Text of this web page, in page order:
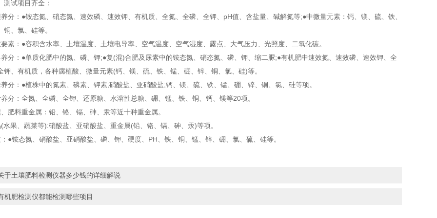
项目齐全：
●铵态氮、硝态氮、速效磷、速效钾、有机质、全氮、全磷、全钾、pH值、含盐量、碱解氮等;●中微量元素：钙、镁、硫、铁、
铜、氯、硅等。
●容积含水率、土壤温度、土壤电导率、空气温度、空气湿度、露点、大气压力、光照度、二氧化碳。
：●单质化肥中的氮、磷、钾;●复(混)合肥及尿素中的铵态氮、硝态氮、磷、钾、缩二脲;●有机肥中速效氮、速效磷、速效钾、全
钾、有机质，各种腐植酸、微量元素(钙、镁、硫、铁、锰、硼、锌、铜、氯、硅)等。
●植株中的氮素、磷素、钾素;硝酸盐、亚硝酸盐;钙、镁、硫、铁、锰、硼、锌、铜、氯、硅等项。
：全氮、全磷、全钾、还原糖、水溶性总糖、硼、锰、铁、铜、钙、镁等20项。
料重金属：铅、铬、镉、砷、汞等近十种重金属。
、蔬菜等):硝酸盐、亚硝酸盐、重金属(铅、铬、镉、砷、汞)等项。
态氮、硝酸盐、亚硝酸盐、磷、钾、硬度、PH、铁、铜、锰、锌、硼、氯、硫、硅等。
于土壤肥料检测仪器多少钱的详细解说
机肥检测仪都能检测哪些项目